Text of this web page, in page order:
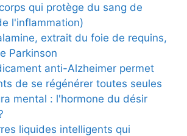
qui protège du sang de
l'inflammation)
extrait du foie de requins,
Parkinson
anti-Alzheimer permet
de se régénérer toutes seules
mental : l'hormone du désir
liquides intelligents qui